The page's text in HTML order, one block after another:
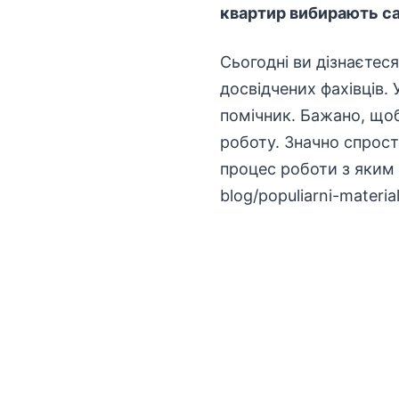
квартир вибирають
Сьогодні ви
досвідчених
помічник. Бажано,
роботу. Значно
процес роботи з яким
blog/populiarni-